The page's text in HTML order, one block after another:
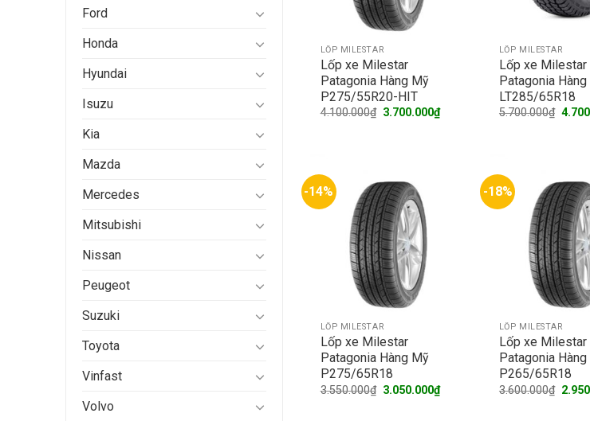
Ford
Honda
Hyundai
Isuzu
Kia
Mazda
Mercedes
Mitsubishi
Nissan
Peugeot
Suzuki
Toyota
Vinfast
Volvo
LỐP MILESTAR
Lốp xe Milestar
Patagonia Hàng Mỹ
P275/55R20-HIT
4.100.000₫ Original
3.700.000₫Current
price
LỐP MILESTAR
Lốp xe Milestar
Patagonia Hàng
LT285/65R18
5.700.000₫
-14%
LỐP MILESTAR
Lốp xe Milestar
Patagonia Hàng Mỹ
P275/65R18
3.550.000₫ Original
3.050.000₫Current
price
-18%
LỐP MILESTAR
Lốp xe Milestar
Patagonia Hàng
P265/65R18
3.600.000₫